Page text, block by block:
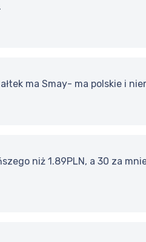
ma Smay- ma polskie i
niż 1.89PLN, a 30 za